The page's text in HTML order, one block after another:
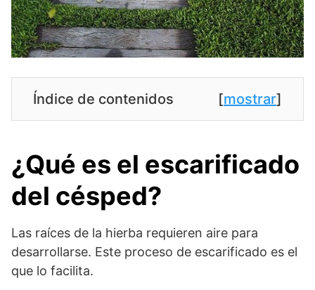
Índice de contenidos [mostrar]
¿Qué es el escarificado
del césped?
Las raíces de la hierba requieren aire para
desarrollarse. Este proceso de escarificado es el
que lo facilita.